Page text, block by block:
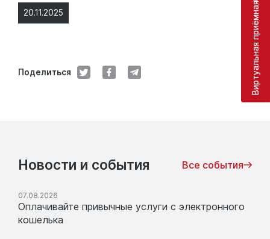
20.11.2025
Поделиться
Новости и события Все события
07.08.2026
Оплачивайте привычные услуги с электронного
кошелька
Виртуальная приёмная